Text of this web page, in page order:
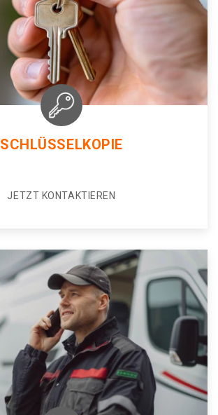
SCHLÜSSELKOPIE
JETZT KONTAKTIEREN